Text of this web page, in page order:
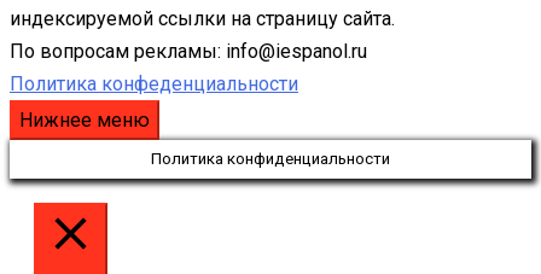
индексируемой ссылки на страницу сайта.
По вопросам рекламы: info@iespanol.ru
Политика конфеденциальности
Нижнее меню
Политика конфиденциальности